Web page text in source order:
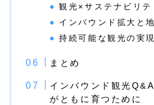
観光×サステナビリテ
インバウンド拡大と
持続可能な観光の実現
まとめ
インバウンド観光
がともに育つために